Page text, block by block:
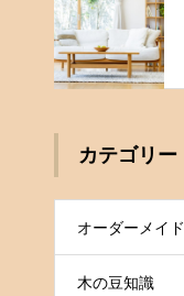
カテゴリー
オーダーメイド
木の豆知識